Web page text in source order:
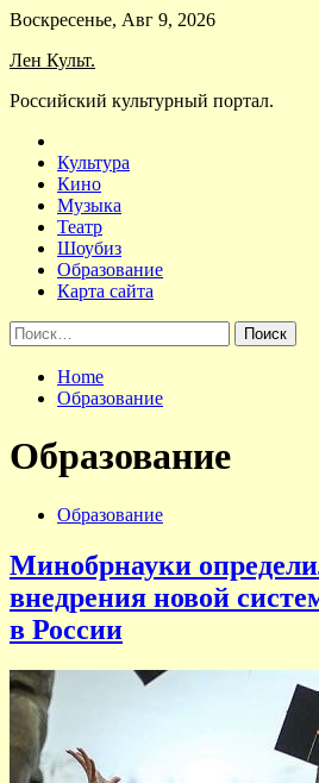
Skip
content
Воскресенье, Авг 9, 2026
Лен Культ.
Российский культурный портал.
Культура
Кино
Музыка
Театр
Шоубиз
Образование
Карта сайта
Найти:
Home
Образование
Образование
Образование
Минобрнауки
внедрения новой
в России